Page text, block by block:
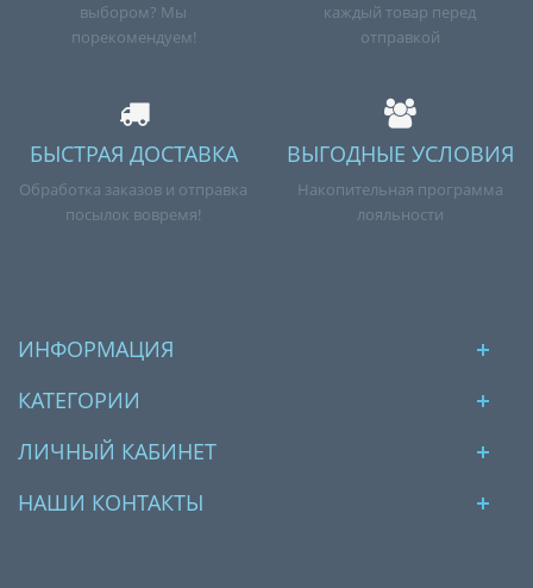
выбором? Мы
порекомендуем!
каждый товар перед
отправкой
БЫСТРАЯ ДОСТАВКА
Обработка заказов и отправка
посылок вовремя!
ВЫГОДНЫЕ УСЛОВИЯ
Накопительная программа
лояльности
ИНФОРМАЦИЯ
КАТЕГОРИИ
ЛИЧНЫЙ КАБИНЕТ
НАШИ КОНТАКТЫ